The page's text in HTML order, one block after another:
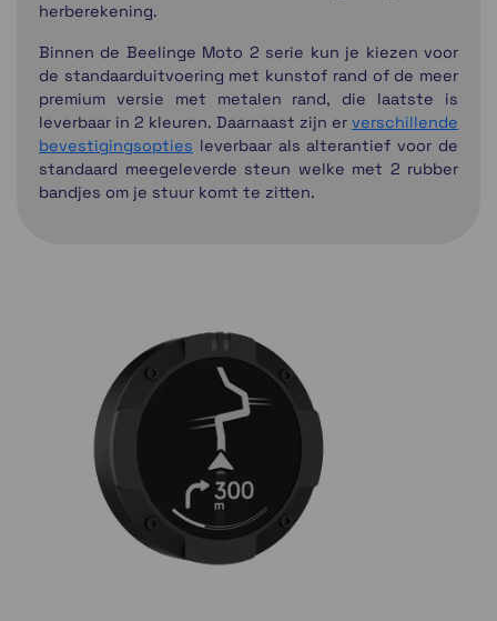
herberekening.
Binnen de Beelinge Moto 2 serie kun je kiezen voor
de standaarduitvoering met kunstof rand of de meer
premium versie met metalen rand, die laatste is
leverbaar in 2 kleuren. Daarnaast zijn er verschillende
bevestigingsopties leverbaar als alterantief voor de
standaard meegeleverde steun welke met 2 rubber
bandjes om je stuur komt te zitten.